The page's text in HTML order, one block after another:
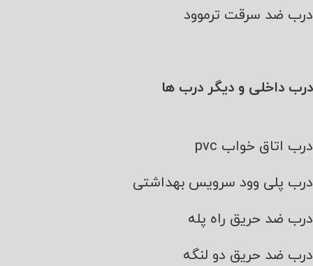
درب ضد سرقت ترموود
درب داخلی و دیگر درب ها
درب اتاق خواب pvc
درب پلی وود سرویس بهداشتی
درب ضد حریق راه پله
درب ضد حریق دو لنگه